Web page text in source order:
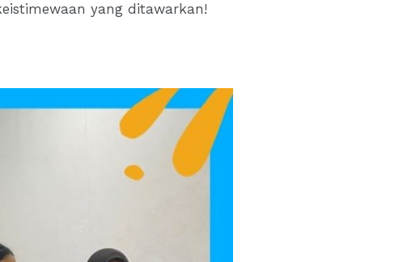
yang ditawarkan!